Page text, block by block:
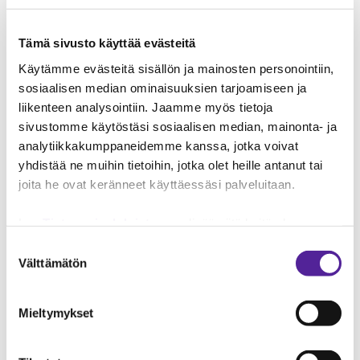
Tämä sivusto käyttää evästeitä
Käytämme evästeitä sisällön ja mainosten personointiin,
sosiaalisen median ominaisuuksien tarjoamiseen ja
liikenteen analysointiin. Jaamme myös tietoja
sivustomme käytöstäsi sosiaalisen median, mainonta- ja
analytiikkakumppaneidemme kanssa, jotka voivat
yhdistää ne muihin tietoihin, jotka olet heille antanut tai
joita he ovat keränneet käyttäessäsi palveluitaan.
henkilökohtaisia tietojasi.
Googlen Business Data
-sivuston mukaisesti varmistamme
valinta
Välttämätön
Mieltymykset
Pedagogisesti oppiminen siirtyy aidosti
opettajalta oppijalle.
– Kun takana on onnistumisen kokemuksia VR-
maailmassa, itsevarmuus kasvaa ja
työsaliopetukseen on helpompi osallistua.
Taitotalon kouluttajat tuntevat
työelämän tarpeet
Taitotalo on Suomen suurin ammatillinen
yhteiskunnan pyörät pyörimässä. Kouluttajat